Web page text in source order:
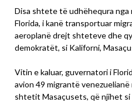
Disa shtete të udhëhequra nga
Florida, i kanë transportuar
aeroplanë drejt shteteve dhe
demokratët, si Kaliforni,
Vitin e kaluar, guvernatori i
avion 49 migrantë
shtetit Masaçusets, që njihet si